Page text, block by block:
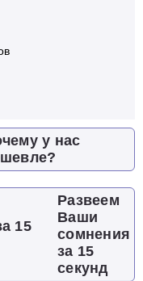
у нас
Развеем
Ваши
сомнения
за 15
секунд